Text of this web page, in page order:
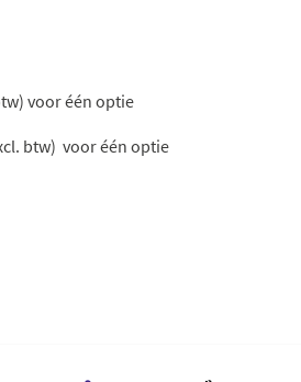
voor één optie
btw) voor één optie